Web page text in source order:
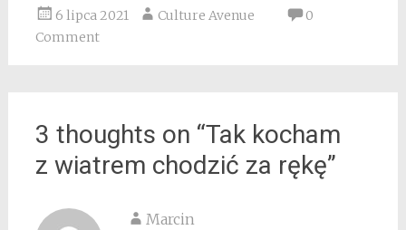
6 lipca 2021 Culture Avenue
0
Comment
3 thoughts on “Tak kocham
z wiatrem chodzić za rękę”
Marcin